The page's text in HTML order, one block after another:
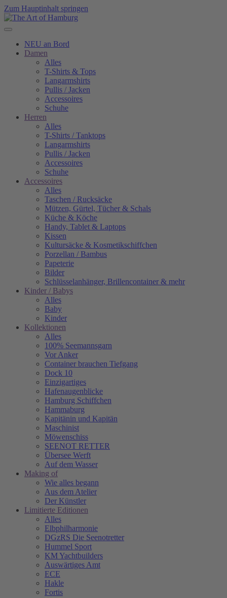
Zum Hauptinhalt springen
NEU an Bord
Damen
Alles
T-Shirts & Tops
Langarmshirts
Pullis / Jacken
Accessoires
Schuhe
Herren
Alles
T-Shirts / Tanktops
Langarmshirts
Pullis / Jacken
Accessoires
Schuhe
Accessoires
Alles
Taschen / Rucksäcke
Mützen, Gürtel, Tücher & Schals
Küche & Köche
Handy, Tablet & Laptops
Kissen
Kultursäcke & Kosmetikschiffchen
Porzellan / Bambus
Papeterie
Bilder
Schlüsselanhänger, Brillencontainer & mehr
Kinder / Babys
Alles
Baby
Kinder
Kollektionen
Alles
100% Seemannsgarn
Vor Anker
Container brauchen Tiefgang
Dock 10
Einzigartiges
Hafenaugen­blicke
Hamburg Schiffchen
Hammaburg
Kapitänin und Kapitän
Maschinist
Möwenschiss
SEENOT RETTER
Übersee Werft
Auf dem Wasser
Making of
Wie alles begann
Aus dem Atelier
Der Künstler
Limitierte Editionen
Alles
Elbphilharmonie
DGzRS Die Seenotretter
Hummel Sport
KM Yachtbuilders
Auswärtiges Amt
ECE
Hakle
Fortis